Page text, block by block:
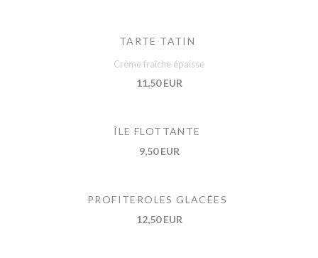
TARTE TATIN
Crème fraîche épaisse
11,50 EUR
ÎLE FLOTTANTE
9,50 EUR
PROFITEROLES GLACÉES
12,50 EUR